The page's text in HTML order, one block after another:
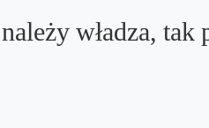
władza,